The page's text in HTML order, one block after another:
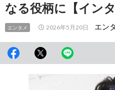
なる役柄に【インタ
エンタメ 2026年5月20日 エン